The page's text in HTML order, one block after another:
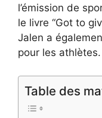
l’émission de
le livre “Got to
Jalen a
pour les athlètes.
Table des